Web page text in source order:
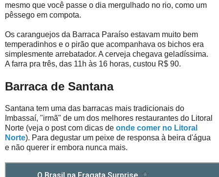
mesmo que você passe o dia mergulhado no rio, como um
pêssego em compota.
Os caranguejos da Barraca Paraíso estavam muito bem
temperadinhos e o pirão que acompanhava os bichos era
simplesmente arrebatador. A cerveja chegava geladíssima.
A farra pra três, das 11h às 16 horas, custou R$ 90.
Barraca de Santana
Santana tem uma das barracas mais tradicionais do
Imbassaí, "irmã" de um dos melhores restaurantes do Litoral
Norte (veja o post com dicas de onde comer no Litoral
Norte). Para degustar um peixe de responsa à beira d'água
e não querer ir embora nunca mais.